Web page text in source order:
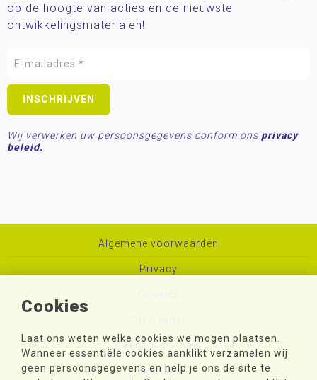
Cookies
Laat ons weten welke cookies we mogen plaatsen.
Wanneer essentiële cookies aanklikt verzamelen wij
geen persoonsgegevens en help je ons de site te
op de hoogte van acties en de nieuwste
ontwikkelingsmaterialen!
Wij verwerken uw persoonsgegevens conform ons privacy
beleid.
Algemene voorwaarden
Privacy
Toegankelijkheid
Sitemap